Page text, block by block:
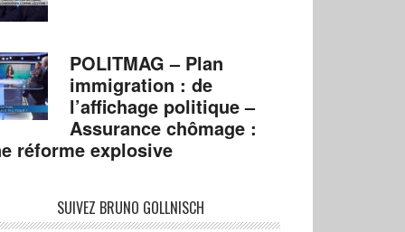
POLITMAG – Plan
immigration : de
l’affichage politique –
Assurance chômage :
réforme explosive
SUIVEZ BRUNO GOLLNISCH